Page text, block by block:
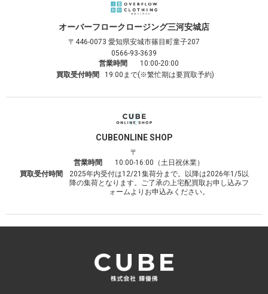
オーバーフロークロージング三河安城店
〒446-0073 愛知県安城市篠目町童子207
0566-93-3639
営業時間
10:00-20:00
買取受付時間
19:00まで(※繁忙期は要買取予約)
CUBEONLINE SHOP
〒
営業時間
10:00-16:00（土日祝休業）
買取受付時間
2025年内受付は12/21集荷分まで。以降は2026年1/5以
降の集荷となります。ご了承の上宅配買取お申し込みフ
ォームよりお申込みください。